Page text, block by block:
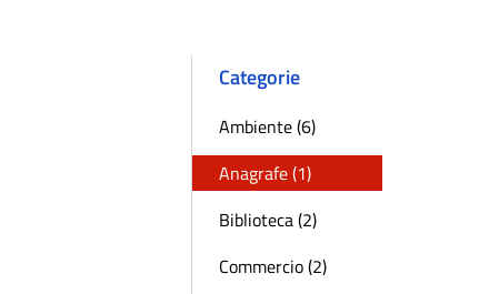
Categorie
Ambiente (6)
Anagrafe (1)
Biblioteca (2)
Commercio (2)